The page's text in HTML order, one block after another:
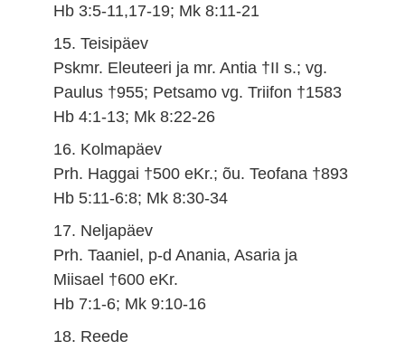
Hb 3:5-11,17-19; Mk 8:11-21
15. Teisipäev
Pskmr. Eleuteeri ja mr. Antia †II s.; vg.
Paulus †955; Petsamo vg. Triifon †1583
Hb 4:1-13; Mk 8:22-26
16. Kolmapäev
Prh. Haggai †500 eKr.; õu. Teofana †893
Hb 5:11-6:8; Mk 8:30-34
17. Neljapäev
Prh. Taaniel, p-d Anania, Asaria ja
Miisael †600 eKr.
Hb 7:1-6; Mk 9:10-16
18. Reede